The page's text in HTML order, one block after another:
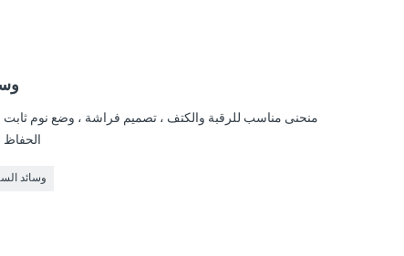
منحنى مناسب للرقبة والكتف ، تصميم فراشة ، وضع نوم
وسائد